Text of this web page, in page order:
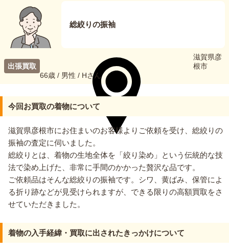
総絞りの振袖
出張買取
滋賀県彦
根市
66歳 / 男性 / Hさん
今回お買取の着物について
滋賀県彦根市にお住まいのお客様よりご依頼を受け、総絞りの
振袖の査定に伺いました。
総絞りとは、着物の生地全体を「絞り染め」という伝統的な技
法で染め上げた、非常に手間のかかった贅沢な品です。
ご依頼品はそんな総絞りの振袖です。シワ、黄ばみ、保管によ
る折り跡などが見受けられますが、できる限りの高額買取をさ
せていただきました。
着物の入手経緯・買取に出されたきっかけについて